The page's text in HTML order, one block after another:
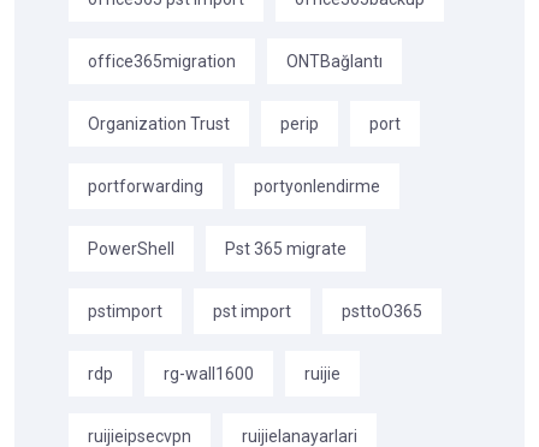
office365migration ONTBağlantı
Organization Trust perip port
portforwarding portyonlendirme
PowerShell Pst 365 migrate
pstimport pst import psttoO365
rdp rg-wall1600 ruijie
ruijieipsecvpn ruijielanayarlari